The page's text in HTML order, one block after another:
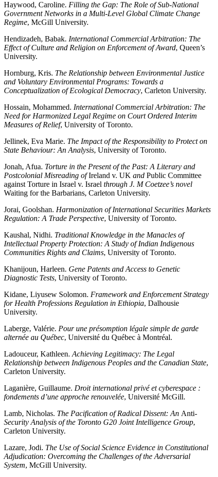
Haywood, Caroline. Filling the Gap: The Role of Sub-National
Government Networks in a Multi-Level Global Climate Change
Regime, McGill University.
Hendizadeh, Babak. International Commercial Arbitration: The
Effect of Culture and Religion on Enforcement of Award, Queen’s
University.
Hornburg, Kris. The Relationship between Environmental Justice
and Voluntary Environmental Programs: Towards a
Conceptualization of Ecological Democracy, Carleton University.
Hossain, Mohammed. International Commercial Arbitration: The
Need for Harmonized Legal Regime on Court Ordered Interim
Measures of Relief, University of Toronto.
Jellinek, Eva Marie. The Impact of the Responsibility to Protect on
State Behaviour: An Analysis, University of Toronto.
Jonah, Afua. Torture in the Present of the Past: A Literary and
Postcolonial Misreading ofIreland v. UK and Public Committee
against Torture in Israel v. Israel through J. M Coetzee’s novel
Waiting for the Barbarians, Carleton University.
Jorai, Goolshan. Harmonization of International Securities Markets
Regulation: A Trade Perspective, University of Toronto.
Kaushal, Nidhi. Traditional Knowledge in the Manacles of
Intellectual Property Protection: A Study of Indian Indigenous
Communities Rights and Claims, University of Toronto.
Khanijoun, Harleen. Gene Patents and Access to Genetic
Diagnostic Tests, University of Toronto.
Kidane, Liyusew Solomon. Framework and Enforcement Strategy
for Health Professions Regulation in Ethiopia, Dalhousie
University.
Laberge, Valérie. Pour une présomption légale simple de garde
alternée au Québec, Université du Québec à Montréal.
Ladouceur, Kathleen. Achieving Legitimacy: The Legal
Relationship between Indigenous Peoples and the Canadian State,
Carleton University.
Laganière, Guillaume. Droit international privé et cyberespace :
fondements d’une approche renouvelée, Université McGill.
Lamb, Nicholas. The Pacification of Radical Dissent: An Anti-
Security Analysis of the Toronto G20 Joint Intelligence Group,
Carleton University.
Lazare, Jodi. The Use of Social Science Evidence in Constitutional
Adjudication: Overcoming the Challenges of the Adversarial
System, McGill University.